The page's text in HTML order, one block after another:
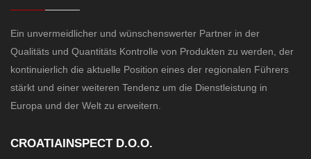
Ein unvermeidlicher und wünschenswerter Partner in der
Qualitäts und Quantitäts Kontrolle von Produkten zu werden, der
kontinuierlich die aktuelle Position eines der regionalen Führers
stärkt und einer weiteren Tendenz um die Dienstleistung in
Europa und der Welt zu erweitern.
CROATIAINSPECT D.O.O.